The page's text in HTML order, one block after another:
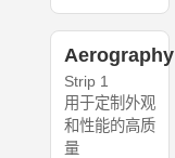
Aerography
Strip 1
用于定制外观
和性能的高质
量